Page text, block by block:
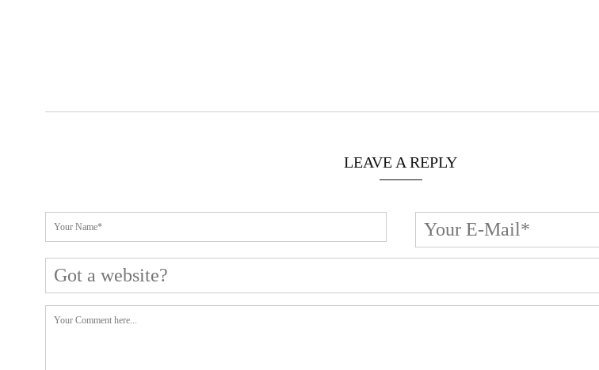
LEAVE A REPLY